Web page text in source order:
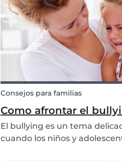
Consejos para familias
Como afrontar el
El bullying es un tema
cuando los niños y